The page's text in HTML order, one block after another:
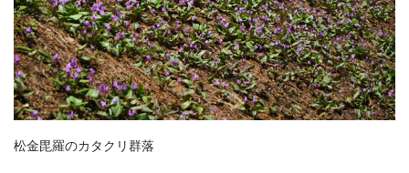
松金毘羅のカタクリ群落